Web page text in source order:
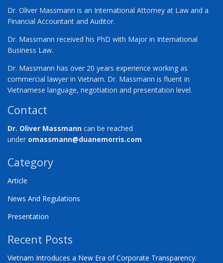
Dr. Oliver Massmann is an International Attorney at Law and a
Financial Accountant and Auditor.
Dr. Massmann received his PhD with Major in International
Business Law.
Dr. Massmann has over 20 years experience working as
commercial lawyer in Vietnam. Dr. Massmann is fluent in
Vietnamese language, negotiation and presentation level.
Contact
Dr. Oliver Massmann can be reached
under omassmann@duanemorris.com
Category
Article
News And Regulations
Presentation
Recent Posts
Vietnam Introduces a New Era of Corporate Transparency: